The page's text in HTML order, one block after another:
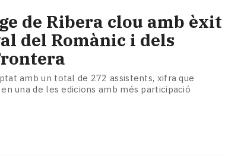
de Ribera clou amb èxit
del Romànic i dels
amb un total de 272 assistents, xifra que
una de les edicions amb més participació